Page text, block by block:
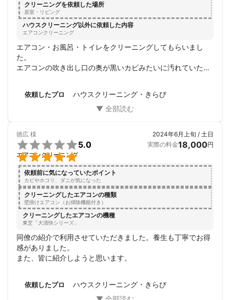
クリーニングを依頼した場所
居室・リビング
ハウスクリーニング以外に依頼した内容
エアコンクリーニング
エアコン・お風呂・トイレをクリーニングしてもらいまし
た。
エアコンの吹き出し口の奥が黒いカビみたいに汚れていたの
いよいよ掃除しないとということになり検索したところ、ク
リーニング協会会員の「きらび」さんをみつけ、協会に入っ
作業はすごく丁寧かつ、しっかり説明もしていただき、きれ
いになるところ、きれいになったところを見れて、作業内容
に感動しお金を出したかいがありました。
結果「きらび」さんを選んで大正解でした。また、気になる
汚れは放置せずにすぐ頼みたいと思います。ありがとうござ
いました。
依頼したプロ ハウスクリーニング・きらび
徳広 様


5.0
エアコンクリーニング
2024年6月上旬 / 土日
実際の料金18,000円
依頼前に気になっていたポイント
カビやホコリ、ダニが気になった
クリーニングしたエアコンの種類
壁掛けエアコン（お掃除機能付き）
クリーニングしたエアコンの機種
東芝「大清快シリーズ」
同僚の紹介で利用させていただきました。養生も丁寧でお得
感がありました。
また、皆に紹介しようと思います。
依頼したプロ ハウスクリーニング・きらび